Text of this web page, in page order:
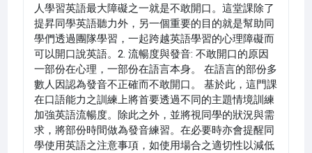
人學習英語最大障礙之一就是不敢開口。這堂課除了
提昇同學英語聽力外，另一個重要的目的就是幫助同
學們透過團隊學習，一起跨越英語學習的心理障礙而
可以開口說英語。2. 流暢度與發音: 不敢開口的原因
一部份在心理，一部份在語言本身。 在語言的部份多
數人因認為發音不正確而不敢開口。 基於此，這門課
在口語能力之訓練上將首要透過不同的主題情境訓練
加強英語流暢度。除此之外，並將視同學的狀況與需
求，將部份時間做為發音練習。在必要時亦會提醒同
學使用英語之注意事項，如使用場合之適切性以減低